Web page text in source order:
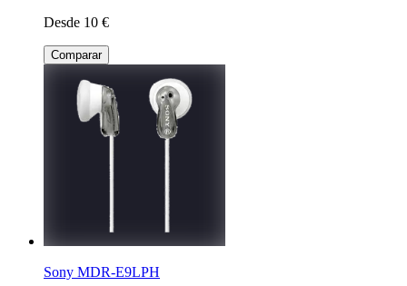
Desde 10 €
Comparar
Sony MDR-E9LPH